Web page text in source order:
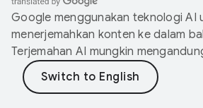
Google menggunakan teknologi AI
menerjemahkan konten ke dalam
Terjemahan AI mungkin